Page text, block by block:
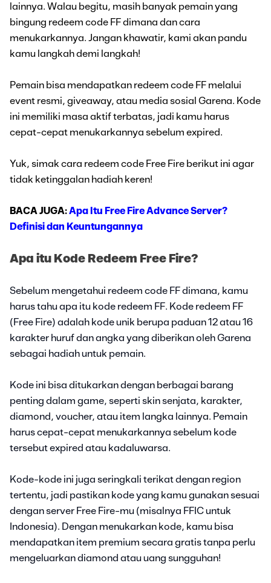
lainnya. Walau begitu, masih banyak pemain yang
bingung redeem code FF dimana dan cara
menukarkannya. Jangan khawatir, kami akan pandu
kamu langkah demi langkah!
Pemain bisa mendapatkan redeem code FF melalui
event resmi, giveaway, atau media sosial Garena. Kode
ini memiliki masa aktif terbatas, jadi kamu harus
cepat-cepat menukarkannya sebelum expired.
Yuk, simak cara redeem code Free Fire berikut ini agar
tidak ketinggalan hadiah keren!
BACA JUGA:Apa Itu Free Fire Advance Server?
Definisi dan Keuntungannya
Apa itu Kode Redeem Free Fire?
Sebelum mengetahui redeem code FF dimana, kamu
harus tahu apa itu kode redeem FF. Kode redeem FF
(Free Fire) adalah kode unik berupa paduan 12 atau 16
karakter huruf dan angka yang diberikan oleh Garena
sebagai hadiah untuk pemain.
Kode ini bisa ditukarkan dengan berbagai barang
penting dalam game, seperti skin senjata, karakter,
diamond, voucher, atau item langka lainnya. Pemain
harus cepat-cepat menukarkannya sebelum kode
tersebut expired atau kadaluwarsa.
Kode-kode ini juga seringkali terikat dengan region
tertentu, jadi pastikan kode yang kamu gunakan sesuai
dengan server Free Fire-mu (misalnya FFIC untuk
Indonesia). Dengan menukarkan kode, kamu bisa
mendapatkan item premium secara gratis tanpa perlu
mengeluarkan diamond atau uang sungguhan!